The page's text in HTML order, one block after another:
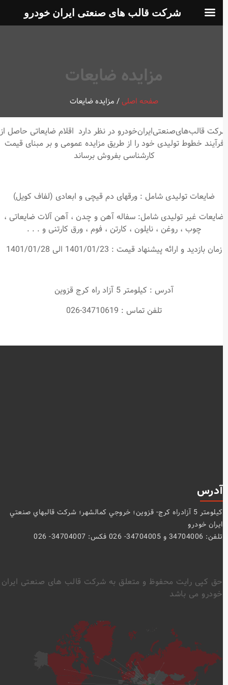
مزایده ضایعات
صفحه اصلی/مزایده ضایعات
قالب‌های‌صنعتی‌ایران‌خودرو در نظر دارد اقلام ضایعاتی حاصل از
خطوط تولیدی خود را از طریق مزایده عمومی و بر مبنای قیمت
کارشناسی بفروش برساند
ضایعات تولیدی شامل : ورقهای دم قیچی و ابعادی (لفاف کویل)
غیر تولیدی شامل: سفاله آهن و چدن ، آهن آلات ضایعاتی ،
چوب ، روغن ، نایلون ، کارتن ، فوم ، ورق کارتنی و . . .
زمان بازدید و ارائه پیشنهاد قیمت : 1401/01/23 الی 1401/01/28
آدرس : کیلومتر 5 آزاد راه کرج قزوین
تلفن تماس : 34710619-026
آدرس
كيلومتر 5 آزادراه كرج- قزوين؛ خروجي كمالشهر؛ شركت قالبهاي صنعتي
ايران خودرو
تلفن: 34704006 و 34704005- 026 فکس: 34704007- 026
حق کپی رایت محفوظ و متعلق به شرکت قالب های صنعتی ایران
خودرو می باشد
شرکت قالب های صنعتی ایران خودرو